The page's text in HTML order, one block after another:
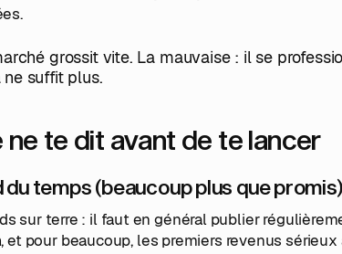
grossit vite. La mauvaise : il se
suffit plus.
te dit avant de te lancer
temps (beaucoup plus que promis)
sur terre : il faut en général publier
, et pour beaucoup, les premiers revenus